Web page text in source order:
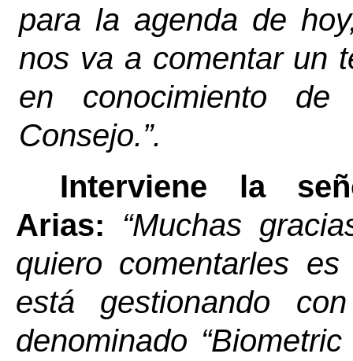
para la agenda de
nos va a comentar un
en conocimiento
Consejo.”.
Interviene la
Arias:
“Muchas
quiero comentarles
está gestionando
denominado “Biometric